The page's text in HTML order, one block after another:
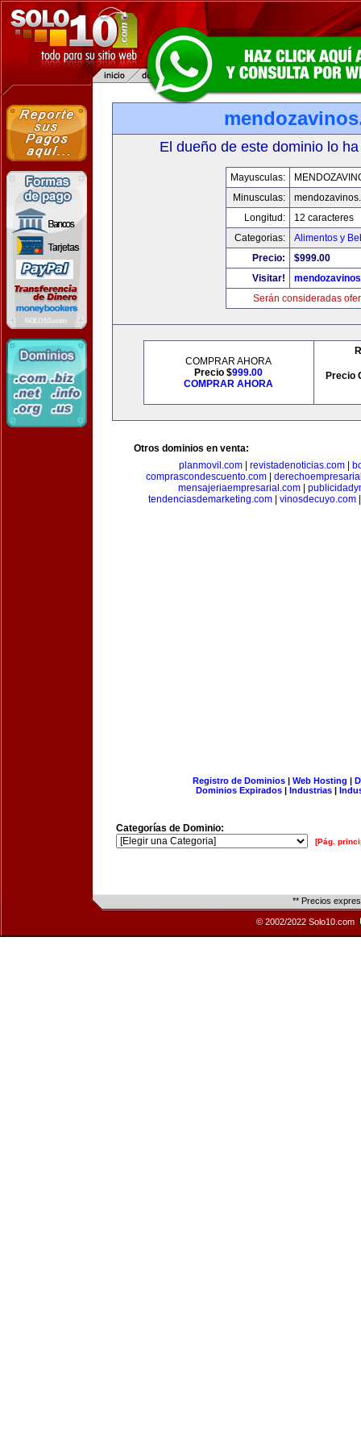
El dueño de este dominio lo
Mayusculas:
Minusculas:
Longitud:
12 caracteres
Categorias:
Alimentos y
Precio:
$999.00
Visitar!
Serán consideradas
COMPRAR AHORA
Precio $999.00
COMPRAR AHORA
Precio
Otros dominios en venta:
planmovil.com| revistadenoticias.com|
comprascondescuento.com
mensajeriaempresarial.com|
tendenciasdemarketing.com| vinosdecuyo.com
Registro de Dominios| Web Hosting |
Dominios Expirados | Industrias |
Categorías de Dominio:
[Pág.
** Precios
© 2002/2022 Solo10.com